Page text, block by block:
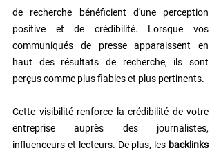
de recherche bénéficient d'une perception
positive et de crédibilité. Lorsque vos
communiqués de presse apparaissent en
haut des résultats de recherche, ils sont
perçus comme plus fiables et plus pertinents.
Cette visibilité renforce la crédibilité de votre
entreprise auprès des journalistes,
influenceurs et lecteurs. De plus, les